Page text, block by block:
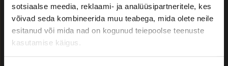
sotsiaalse meedia, reklaami- ja analüüsipartneritele, kes
võivad seda kombineerida muu teabega, mida olete neile
esitanud või mida nad on kogunud teiepoolse teenuste
kasutamise käigus.
Halti
a
lood
uske
skus